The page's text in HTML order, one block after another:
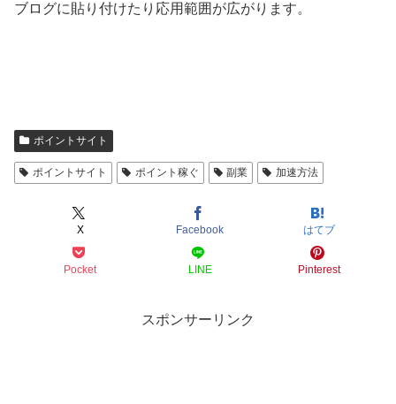
ブログに貼り付けたり応用範囲が広がります。
ポイントサイト
ポイントサイト ポイント稼ぐ 副業 加速方法
X Facebook はてブ
Pocket LINE Pinterest
スポンサーリンク